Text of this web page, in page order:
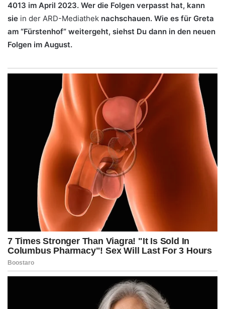
4013 im April 2023. Wer die Folgen verpasst hat, kann
sie in der ARD-Mediathek nachschauen. Wie es für Greta
am “Fürstenhof” weitergeht, siehst Du dann in den neuen
Folgen im August.